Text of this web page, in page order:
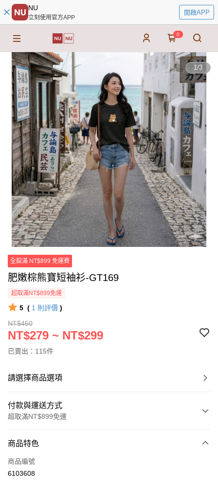
NU
立刻使用官方APP
開啟APP
0
1/3
全館滿 NT$899 免運費
肥嫩棕熊寶短袖衫-GT169
超取滿NT$899免運
5 ( 1 則評價 )
NT$450
NT$279 ~ NT$299
已賣出：115件
請選擇商品選項
付款與運送方式
超取滿NT$899免運
信用卡一次付款
信用卡分期付款
商品特色
商品編號
6103608